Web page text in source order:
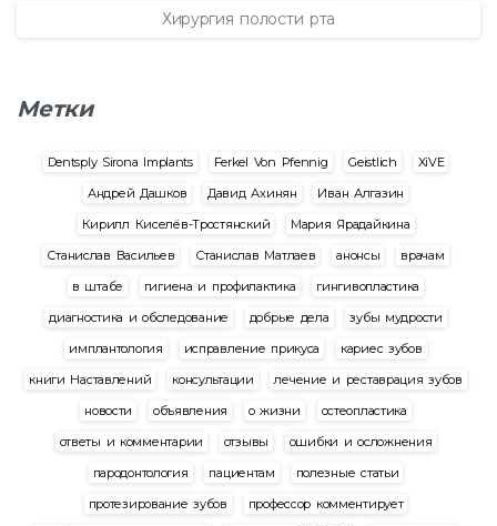
Хирургия полости рта
Метки
Dentsply Sirona Implants Ferkel Von Pfennig Geistlich
XiVE
Андрей Дашков
Давид Ахинян
Иван Алгазин
Кирилл Киселёв-Тростянский
Мария Ярадайкина
Станислав Васильев
Станислав Матлаев анонсы
врачам
в штабе
гигиена и профилактика
гингивопластика
диагностика и обследование
добрые дела
зубы мудрости
имплантология
исправление прикуса
кариес зубов
книги Наставлений
консультации
лечение и реставрация зубов
новости
объявления о жизни
остеопластика
ответы и комментарии
отзывы
ошибки и осложнения
пародонтология
пациентам
полезные статьи
протезирование зубов
профессор комментирует